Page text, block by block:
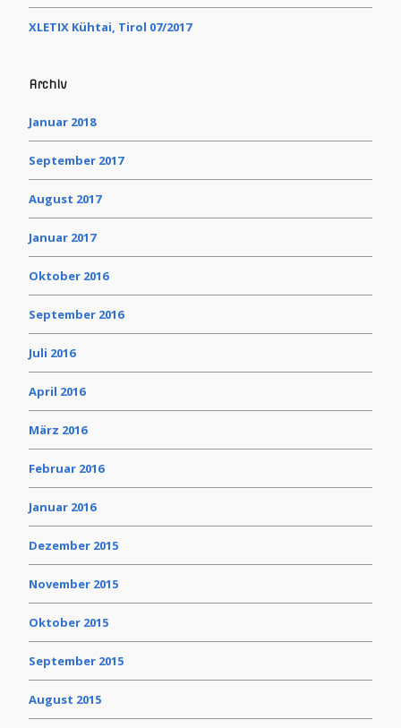
XLETIX Kühtai, Tirol 07/2017
Archiv
Januar 2018
September 2017
August 2017
Januar 2017
Oktober 2016
September 2016
Juli 2016
April 2016
März 2016
Februar 2016
Januar 2016
Dezember 2015
November 2015
Oktober 2015
September 2015
August 2015